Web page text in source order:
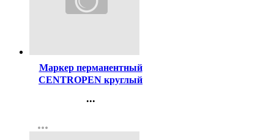
Маркер перманентный
CENTROPEN круглый
...
Регистрация
more_horiz